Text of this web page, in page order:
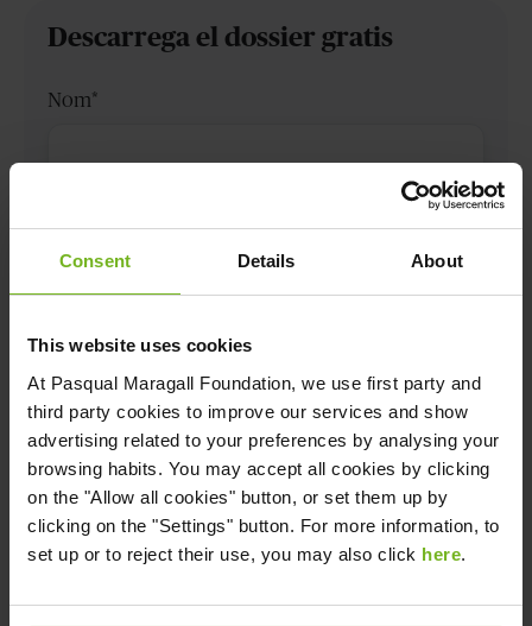
Consent Details About
This website uses cookies
At Pasqual Maragall Foundation, we use first party and
third party cookies to improve our services and show
advertising related to your preferences by analysing your
browsing habits. You may accept all cookies by clicking
on the "Allow all cookies" button, or set them up by
clicking on the "Settings" button. For more information, to
set up or to reject their use, you may also click here.
Descarrega el dossier gratis
Nom*
Segon Cognom
Email *